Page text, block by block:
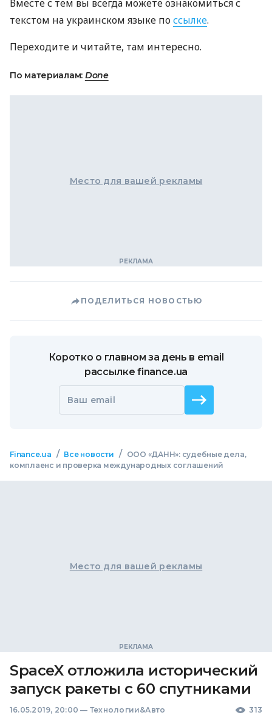
Вместе с тем вы всегда можете ознакомиться с
текстом на украинском языке поссылке.
Переходите и читайте, там интересно.
По материалам: Done
Место для вашей рекламы
ПОДЕЛИТЬСЯ НОВОСТЬЮ
Коротко о главном за день в email
рассылке finance.ua
Ваш email
Finance.ua / Все новости /
ООО «ДАНН»: судебные дела,
комплаенс и проверка международных соглашений
Место для вашей рекламы
SpaceX отложила исторический
запуск ракеты с 60 спутниками
16.05.2019, 20:00 — Технологии&Авто 313